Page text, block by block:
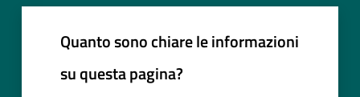
Quanto sono chiare le informazioni
su questa pagina?